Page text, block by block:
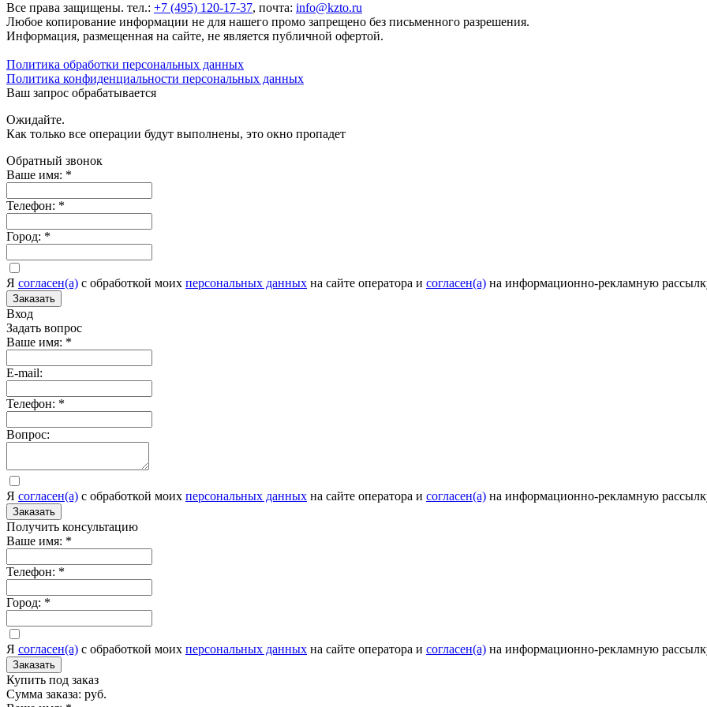
Все права защищены. тел.: +7 (495) 120-17-37, почта: info@kzto.ru
Любое копирование информации не для нашего промо запрещено без письменного разрешения.
Информация, размещенная на сайте, не является публичной офертой.
Политика обработки персональных данных
Политика конфиденциальности персональных данных
Ваш запрос обрабатывается
Ожидайте.
Как только все операции будут выполнены, это окно пропадет
Обратный звонок
Ваше имя: *
Телефон: *
Город: *
Я согласен(а) c обработкой моих персональных данных на сайте оператора и согласен(а) на информационно-рекламную
Заказать
Вход
Задать вопрос
Ваше имя: *
E-mail:
Телефон: *
Вопрос:
Я согласен(а) c обработкой моих персональных данных на сайте оператора и согласен(а) на информационно-рекламную
Заказать
Получить консультацию
Ваше имя: *
Телефон: *
Город: *
Я согласен(а) c обработкой моих персональных данных на сайте оператора и согласен(а) на информационно-рекламную
Заказать
Купить под заказ
Сумма заказа: руб.